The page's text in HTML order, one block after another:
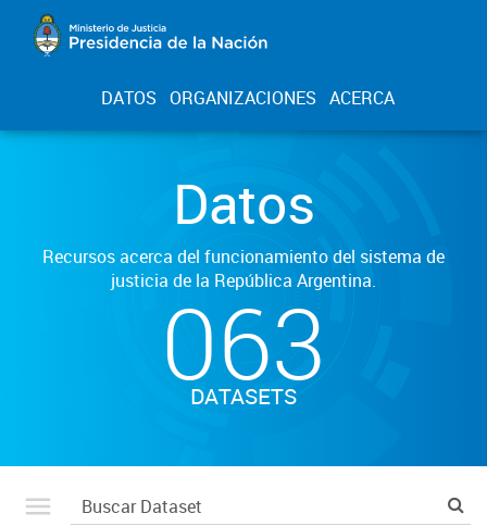
DATOS ORGANIZACIONES ACERCA
Datos
Recursos acerca del funcionamiento del sistema de
justicia de la República Argentina.
063
DATASETS